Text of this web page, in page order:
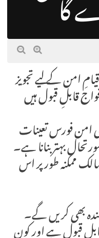
میں قیامِ امن کے لیے تجویز
قابلِ قبول ہیں
امن فورس تعینات
بہتر بنانا ہے۔
ممکنہ طور پر اس
بھی کریں گے۔